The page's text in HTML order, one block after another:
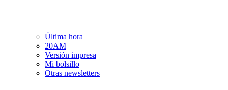
Última hora
20AM
Versión impresa
Mi bolsillo
Otras newsletters